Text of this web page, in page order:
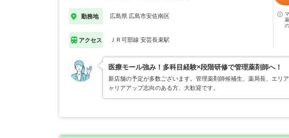
勤務地 広島県 広島市安佐南区
アクセス ＪＲ可部線 安芸長束駅
医療モール強み！多科目経験×段階研修で管理薬剤師へ！
新店舗の予定が多数ございます。管理薬剤師候補生、薬局長、エリ
ャリアアップ志向のある方、大歓迎です。